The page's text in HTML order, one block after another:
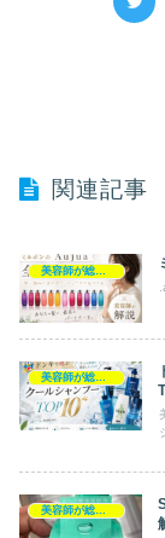
関連記事
美容師が総評シャンプー
美容師が総評シャンプー